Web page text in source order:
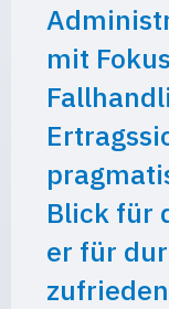
mit
Blick für
er für